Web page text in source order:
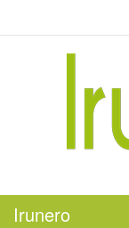
Irunero